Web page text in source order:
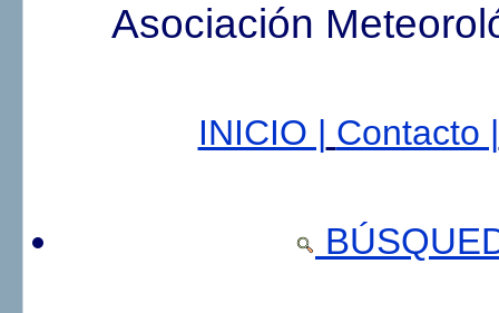
Asociación
INICIO | Contacto |